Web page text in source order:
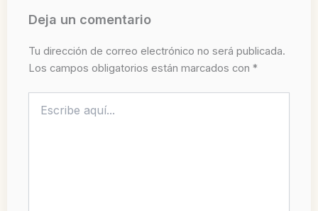
Deja un comentario
Tu dirección de correo electrónico no será publicada.
Los campos obligatorios están marcados con *
aquí...